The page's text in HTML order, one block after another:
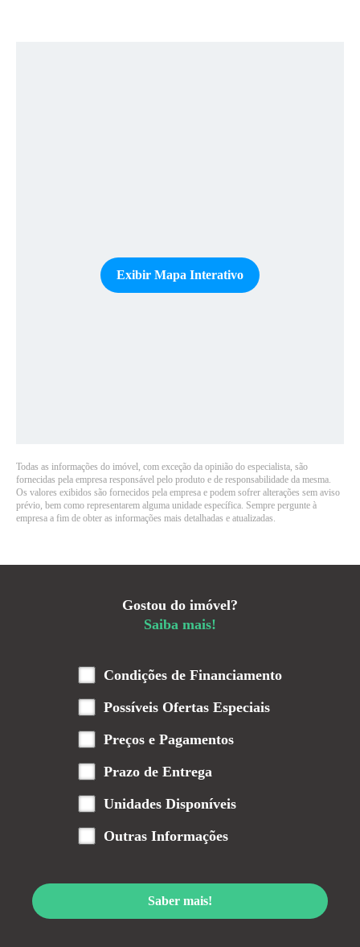
Exibir Mapa Interativo
Todas as informações do imóvel, com exceção da opinião do especialista, são
fornecidas pela empresa responsável pelo produto e de responsabilidade da mesma.
Os valores exibidos são fornecidos pela empresa e podem sofrer alterações sem aviso
prévio, bem como representarem alguma unidade específica. Sempre pergunte à
empresa a fim de obter as informações mais detalhadas e atualizadas.
Gostou do imóvel?
Saiba mais!
Condições de Financiamento
Possíveis Ofertas Especiais
Preços e Pagamentos
Prazo de Entrega
Unidades Disponíveis
Outras Informações
Saber mais!